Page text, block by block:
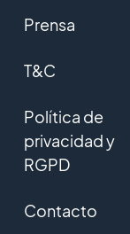
Prensa
T&C
Política de
privacidad y
RGPD
Contacto